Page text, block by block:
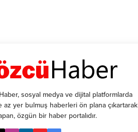
sosyal medya ve dijital platformlarda
az yer bulmuş haberleri ön plana çıkartarak
özgün bir haber portalıdır.